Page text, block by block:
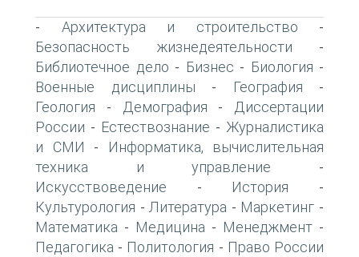
- Архитектура и строительство -
Безопасность жизнедеятельности -
Библиотечное дело - Бизнес - Биология -
Военные дисциплины - География -
Геология - Демография -
Диссертации
России - Естествознание - Журналистика
и СМИ -
Информатика, вычислительная
техника и управление -
Искусствоведение - История -
Культурология - Литература - Маркетинг -
Математика - Медицина - Менеджмент -
Педагогика - Политология - Право России